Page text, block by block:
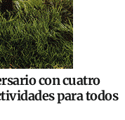
con cuatro
para todos